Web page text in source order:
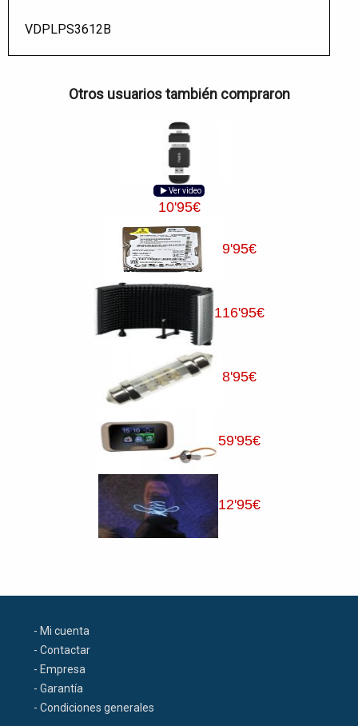
VDPLPS3612B
Otros usuarios también compraron
Ver video
10'95€
9'95€
116'95€
8'95€
59'95€
12'95€
- Mi cuenta
- Contactar
- Empresa
- Garantía
- Condiciones generales